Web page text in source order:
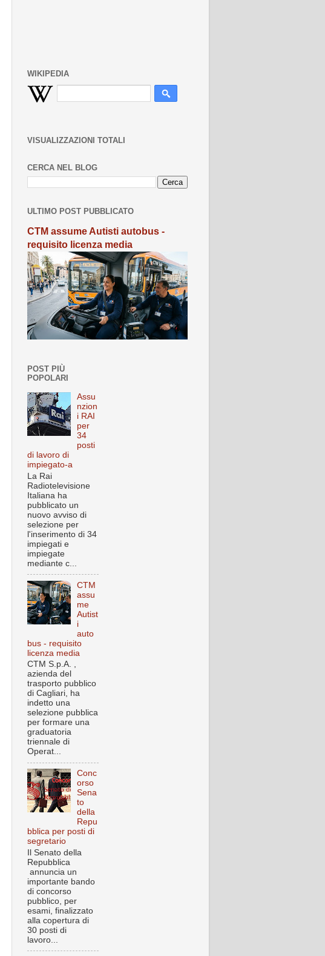
WIKIPEDIA
VISUALIZZAZIONI TOTALI
CERCA NEL BLOG
ULTIMO POST PUBBLICATO
CTM assume Autisti autobus -
requisito licenza media
POST PIÙ
POPOLARI
Assu
nzion
i RAI
per
34
posti
di lavoro di
impiegato-a
La Rai
Radiotelevisione
Italiana ha
pubblicato un
nuovo avviso di
selezione per
l'inserimento di 34
impiegati e
impiegate
mediante c...
CTM
assu
me
Autist
i
auto
bus - requisito
licenza media
CTM S.p.A. ,
azienda del
trasporto pubblico
di Cagliari, ha
indetto una
selezione pubblica
per formare una
graduatoria
triennale di
Operat...
Conc
orso
Sena
to
della
Repu
bblica per posti di
segretario
Il Senato della
Repubblica
annuncia un
importante bando
di concorso
pubblico, per
esami, finalizzato
alla copertura di
30 posti di
lavoro...